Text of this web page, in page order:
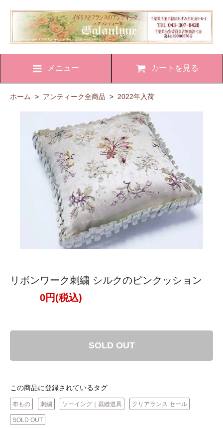
メニュー カートを見る
ホーム > アンティーク全商品 > 2022年入荷
リボンワーク刺繍 シルクのピンクッション
0円(税込)
SOLD OUT
この商品に登録されているタグ
布もの 刺繍 ソーイング｜裁縫道具 クリアランス セール
SOLD OUT